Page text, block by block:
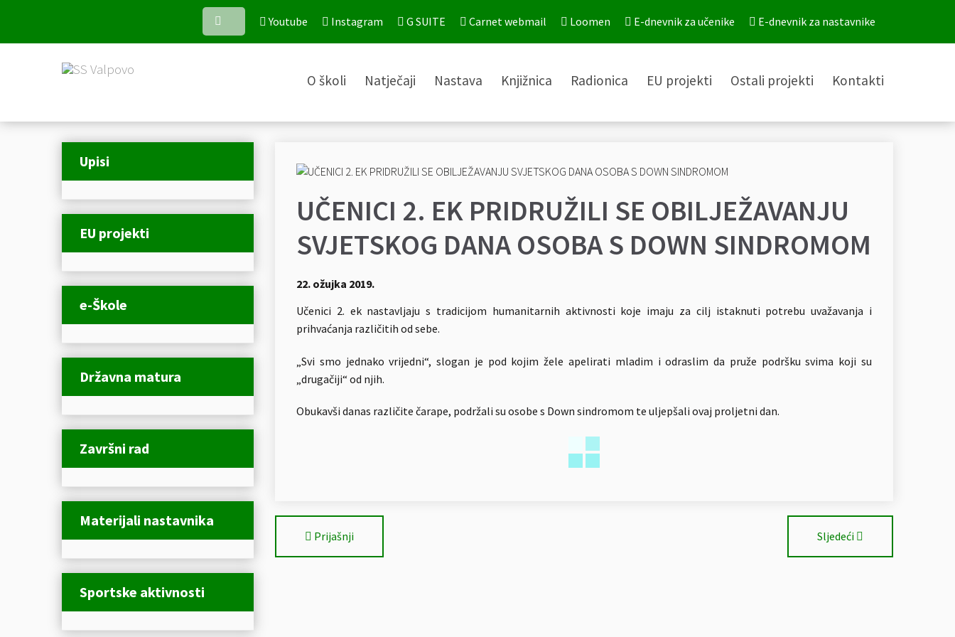
Youtube Instagram G SUITE Carnet webmail Loomen E-dnevnik za učenike E-dnevnik za nastavnike
O školi Natječaji Nastava Knjižnica Radionica EU projekti Ostali projekti Kontakti
Upisi
EU projekti
e-Škole
Državna matura
Završni rad
Materijali nastavnika
Sportske aktivnosti
UČENICI 2. EK PRIDRUŽILI SE OBILJEŽAVANJU
SVJETSKOG DANA OSOBA S DOWN SINDROMOM
22. ožujka 2019.
Učenici 2. ek nastavljaju s tradicijom humanitarnih aktivnosti koje imaju za cilj istaknuti potrebu uvažavanja i
prihvaćanja različitih od sebe.
„Svi smo jednako vrijedni“, slogan je pod kojim žele apelirati mladim i odraslim da pruže podršku svima koji su
„drugačiji“ od njih.
Obukavši danas različite čarape, podržali su osobe s Down sindromom te uljepšali ovaj proljetni dan.
Prijašnji Sljedeći